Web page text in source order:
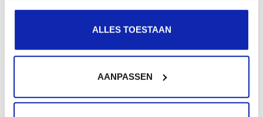
ALLES TOESTAAN
AANPASSEN